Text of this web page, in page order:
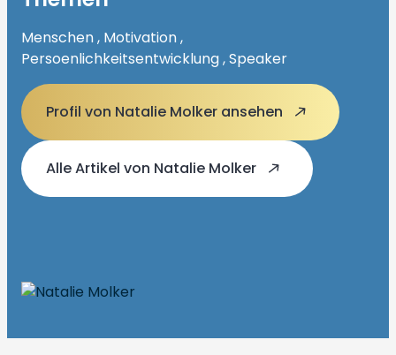
Menschen , Motivation ,
Persoenlichkeitsentwicklung , Speaker
Profil von Natalie Molker ansehen
Alle Artikel von Natalie Molker